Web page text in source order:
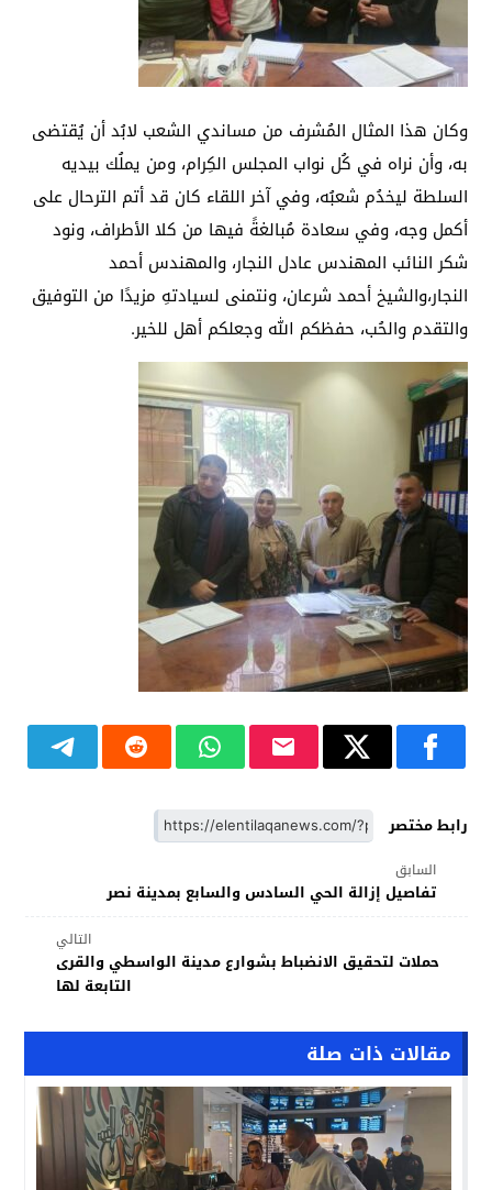
وكان هذا المثال المُشرف من مساندي الشعب لابُد أن يُقتضى
به، وأن نراه في كُل نواب المجلس الكِرام، ومن يملُك بيديه
السلطة ليخدُم شعبُه، وفي آخر اللقاء كان قد أتم الترحال على
أكمل وجه، وفي سعادة مُبالغةً فيها من كلا الأطراف، ونود
شكر النائب المهندس عادل النجار، والمهندس أحمد
النجار،والشيخ أحمد شرعان، ونتمنى لسيادتهِ مزيدًا من التوفيق
والتقدم والحُب، حفظكم الله وجعلكم أهل للخير.
رابط مختصر
السابق
تفاصيل إزالة الحي السادس والسابع بمدينة نصر
التالي
حملات لتحقيق الانضباط بشوارع مدينة الواسطي والقرى
التابعة لها
مقالات ذات صلة